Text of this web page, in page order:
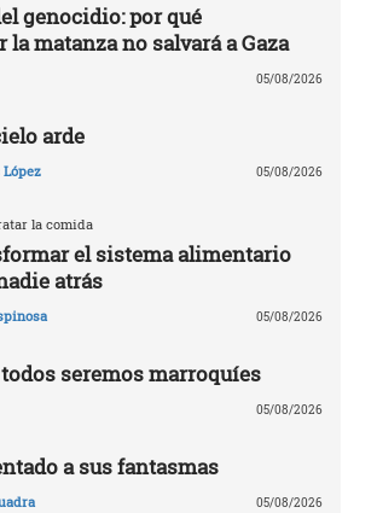
genocidio: por qué
la matanza no salvará a Gaza
05/08/2026
arde
05/08/2026
la comida
el sistema alimentario
atrás
05/08/2026
seremos marroquíes
05/08/2026
a sus fantasmas
05/08/2026